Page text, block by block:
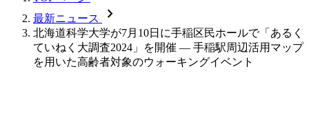
最新ニュース chevron_forward
北海道科学大学が7月10日に手稲区民ホールで「あるく
ていねく大調査2024」を開催 ― 手稲駅周辺活用マップ
を用いた高齢者対象のウォーキングイベント